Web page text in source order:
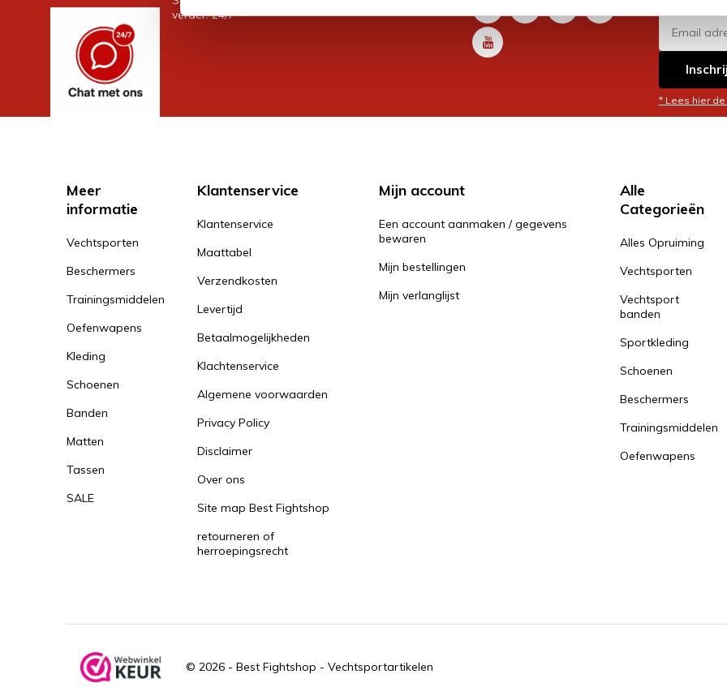
verder. 24/7
* Lees hier
Meer
informatie
Vechtsporten
Beschermers
Trainingsmiddelen
Oefenwapens
Kleding
Schoenen
Banden
Matten
Tassen
SALE
Klantenservice
Klantenservice
Maattabel
Verzendkosten
Levertijd
Betaalmogelijkheden
Klachtenservice
Algemene voorwaarden
Privacy Policy
Disclaimer
Over ons
Site map Best Fightshop
retourneren of
herroepingsrecht
Mijn account
Een account aanmaken / gegevens
bewaren
Mijn bestellingen
Mijn verlanglijst
Alle
Categorieën
Alles Opruiming
Vechtsporten
Vechtsport
banden
Sportkleding
Schoenen
Beschermers
Trainingsmiddelen
Oefenwapens
© 2026 - Best Fightshop - Vechtsportartikelen